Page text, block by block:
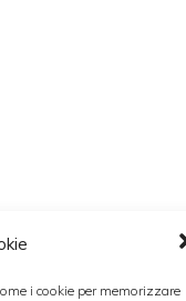
i cookie per memorizzare